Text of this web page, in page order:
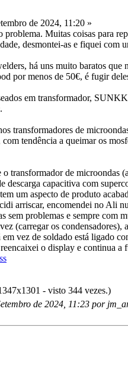
de 2024, 11:20 »
problema. Muitas coisas para
desmontei-as e fiquei com
há uns muito baratos
por menos de 50€, é fugir
em transformador,
transformadores de
com tendência a queimar os
transformador de microondas
descarga capacitiva com
um aspecto de produto
arriscar, encomendei no Ali
sem problemas e sempre com
(carregar os condensadores),
vez de soldado está ligado
o display e continua
- visto 344 vezes.)
de 2024, 11:23 por